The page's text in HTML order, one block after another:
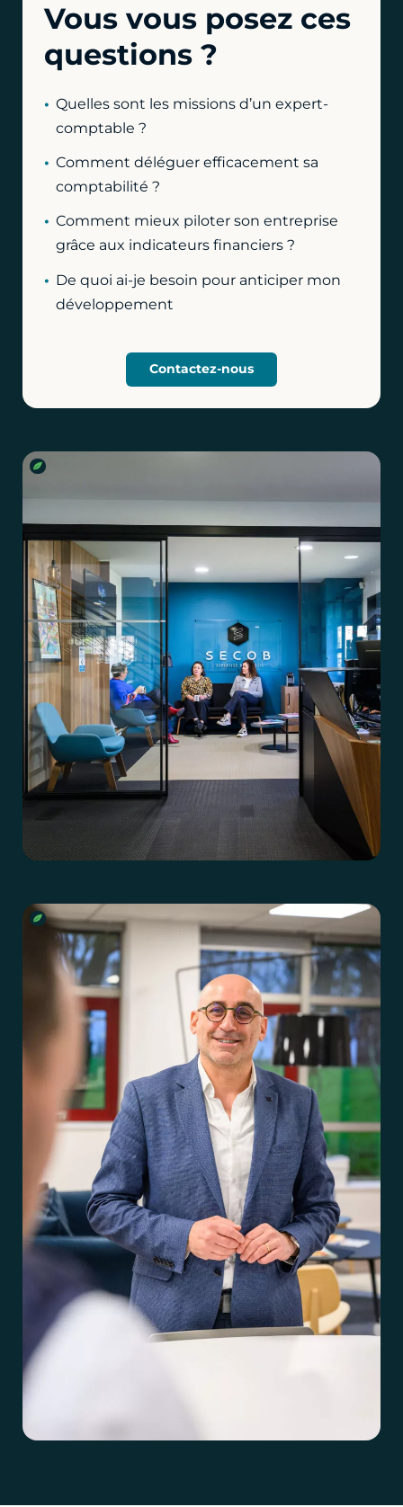
Vous vous posez ces
questions ?
Quelles sont les missions d’un expert-
comptable ?
Comment déléguer efficacement sa
comptabilité ?
Comment mieux piloter son entreprise
grâce aux indicateurs financiers ?
De quoi ai-je besoin pour anticiper mon
développement